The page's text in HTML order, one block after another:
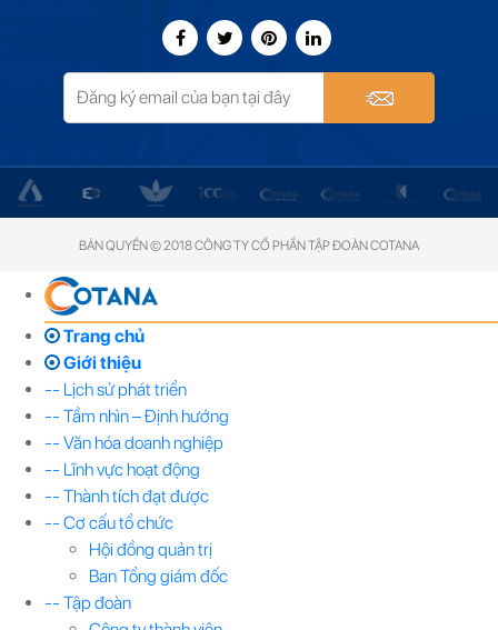
BẢN QUYỀN © 2018 CÔNG TY CỔ PHẦN TẬP ĐOÀN COTANA
Trang chủ
Giới thiệu
-- Lịch sử phát triển
-- Tầm nhìn – Định hướng
-- Văn hóa doanh nghiệp
-- Lĩnh vực hoạt động
-- Thành tích đạt được
-- Cơ cấu tổ chức
Hội đồng quản trị
Ban Tổng giám đốc
-- Tập đoàn